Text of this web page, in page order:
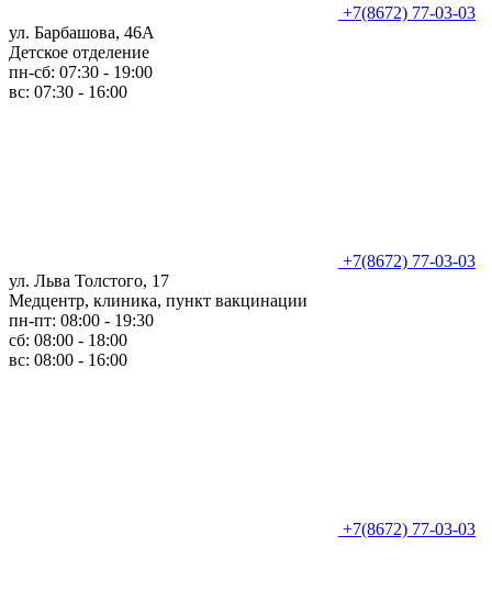
+7(8672) 77-03-03
ул. Барбашова, 46А
Детское отделение
пн-сб: 07:30 - 19:00
вс: 07:30 - 16:00
+7(8672) 77-03-03
ул. Льва Толстого, 17
Медцентр, клиника, пункт вакцинации
пн-пт: 08:00 - 19:30
сб: 08:00 - 18:00
вс: 08:00 - 16:00
+7(8672) 77-03-03